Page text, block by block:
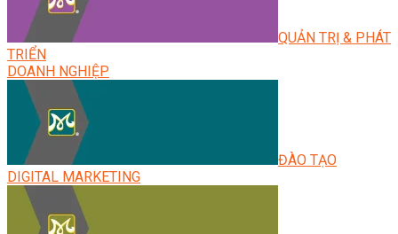
QUẢN TRỊ & PHÁT
TRIỂN
DOANH NGHIỆP
ĐÀO TẠO
DIGITAL MARKETING